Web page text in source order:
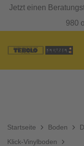
Jetzt einen
980
Startseite Boden
Klick-Vinylboden